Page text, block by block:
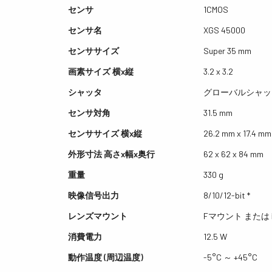
センサ
1CMOS
センサ名
XGS 45000
センササイズ
Super 35 mm
画素サイズ 横x縦
3.2 x 3.2
シャッタ
グローバルシャ
センサ対角
31.5 mm
センササイズ 横x縦
26.2 mm x 17.4 mm
外形寸法 高さx幅x奥行
62 x 62 x 84 mm
重量
330 g
映像信号出力
8/10/12-bit *
レンズマウント
Fマウント または
消費電力
12.5 W
動作温度 (周辺温度)
-5°C ～ +45°C